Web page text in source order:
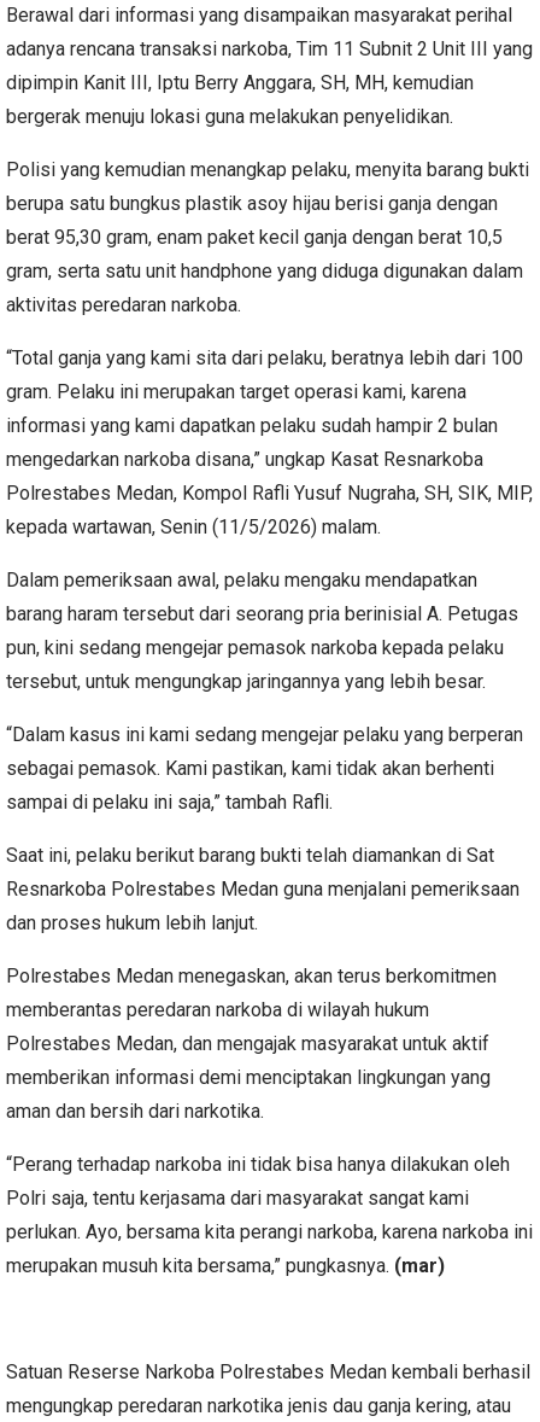
Berawal dari informasi yang disampaikan masyarakat perihal
adanya rencana transaksi narkoba, Tim 11 Subnit 2 Unit III yang
dipimpin Kanit III, Iptu Berry Anggara, SH, MH, kemudian
bergerak menuju lokasi guna melakukan penyelidikan.
Polisi yang kemudian menangkap pelaku, menyita barang bukti
berupa satu bungkus plastik asoy hijau berisi ganja dengan
berat 95,30 gram, enam paket kecil ganja dengan berat 10,5
gram, serta satu unit handphone yang diduga digunakan dalam
aktivitas peredaran narkoba.
“Total ganja yang kami sita dari pelaku, beratnya lebih dari 100
gram. Pelaku ini merupakan target operasi kami, karena
informasi yang kami dapatkan pelaku sudah hampir 2 bulan
mengedarkan narkoba disana,” ungkap Kasat Resnarkoba
Polrestabes Medan, Kompol Rafli Yusuf Nugraha, SH, SIK, MIP,
kepada wartawan, Senin (11/5/2026) malam.
Dalam pemeriksaan awal, pelaku mengaku mendapatkan
barang haram tersebut dari seorang pria berinisial A. Petugas
pun, kini sedang mengejar pemasok narkoba kepada pelaku
tersebut, untuk mengungkap jaringannya yang lebih besar.
“Dalam kasus ini kami sedang mengejar pelaku yang berperan
sebagai pemasok. Kami pastikan, kami tidak akan berhenti
sampai di pelaku ini saja,” tambah Rafli.
Saat ini, pelaku berikut barang bukti telah diamankan di Sat
Resnarkoba Polrestabes Medan guna menjalani pemeriksaan
dan proses hukum lebih lanjut.
Polrestabes Medan menegaskan, akan terus berkomitmen
memberantas peredaran narkoba di wilayah hukum
Polrestabes Medan, dan mengajak masyarakat untuk aktif
memberikan informasi demi menciptakan lingkungan yang
aman dan bersih dari narkotika.
“Perang terhadap narkoba ini tidak bisa hanya dilakukan oleh
Polri saja, tentu kerjasama dari masyarakat sangat kami
perlukan. Ayo, bersama kita perangi narkoba, karena narkoba ini
merupakan musuh kita bersama,” pungkasnya. (mar)
Satuan Reserse Narkoba Polrestabes Medan kembali berhasil
mengungkap peredaran narkotika jenis dau ganja kering, atau